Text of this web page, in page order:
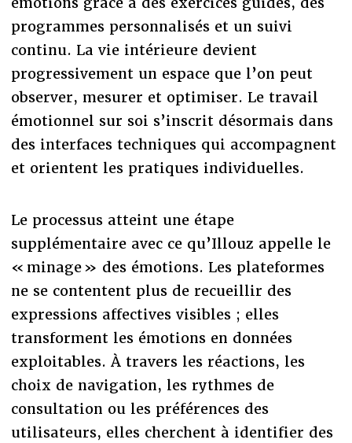
programmes personnalisés et un suivi
continu. La vie intérieure devient
progressivement un espace que l’on peut
observer, mesurer et optimiser. Le travail
émotionnel sur soi s’inscrit désormais dans
des interfaces techniques qui accompagnent
et orientent les pratiques individuelles.
Le processus atteint une étape
supplémentaire avec ce qu’Illouz appelle le
« minage » des émotions. Les plateformes
ne se contentent plus de recueillir des
expressions affectives visibles ; elles
transforment les émotions en données
exploitables. À travers les réactions, les
choix de navigation, les rythmes de
consultation ou les préférences des
utilisateurs, elles cherchent à identifier des